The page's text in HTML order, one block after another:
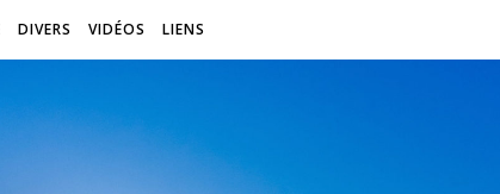
DIVERS VIDÉOS LIENS